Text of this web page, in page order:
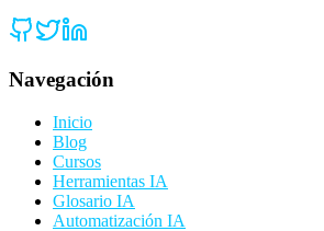
Navegación
Inicio
Blog
Cursos
Herramientas IA
Glosario IA
Automatización IA